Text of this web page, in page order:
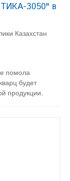
3050" в
Казахстан
помола
будет
продукции.